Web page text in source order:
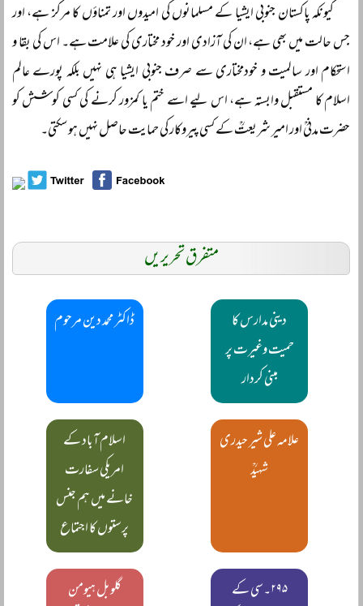
کیونکہ پاکستان جنوبی ایشیا کے مسلمانوں کی امیدوں اور تمناؤں کا مرکز ہے، اور
جس حالت میں بھی ہے، ان کی آزادی اور خود مختاری کی علامت ہے۔ اس کی بقا و
استحکام اور سالمیت و خودمختاری سے صرف جنوبی ایشیا ہی نہیں بلکہ پورے عالم
اسلام کا مستقبل وابستہ ہے، اس لیے اسے ختم یا کمزور کرنے کی کسی کوشش کو
حضرت مدنیؒ اور امیر شریعتؒ کے کسی پیروکار کی حمایت حاصل نہیں ہو سکتی۔
متفرق تحریریں
دینی مدارس کا
حمیت وغیرت پر
مبنی کردار
ڈاکٹر محمد دین مرحوم
علامہ علی شیر حیدری
شہیدؒ
اسلام آباد کے
امریکی سفارت
خانے میں ہم جنس
پرستوں کا اجتماع
۲۹۵۔سی کے
گلوبل ہیومن